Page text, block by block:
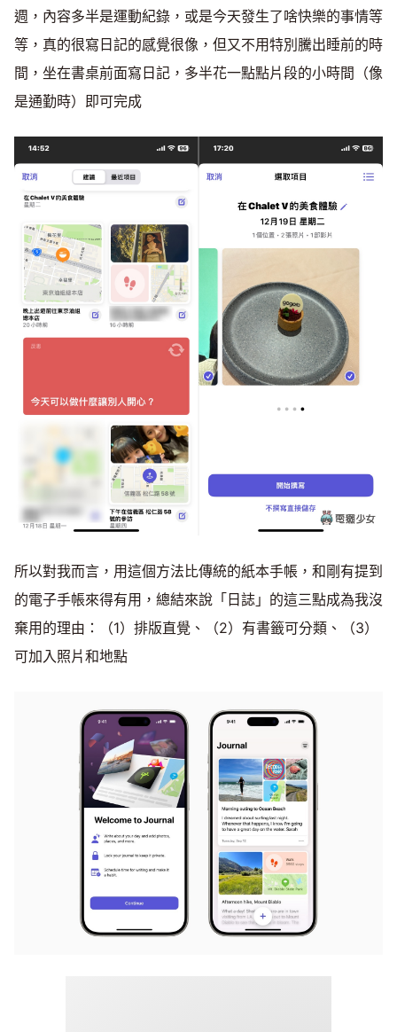
週，內容多半是運動紀錄，或是今天發生了啥快樂的事情等
等，真的很寫日記的感覺很像，但又不用特別騰出睡前的時
間，坐在書桌前面寫日記，多半花一點點片段的小時間（像
是通勤時）即可完成
所以對我而言，用這個方法比傳統的紙本手帳，和剛有提到
的電子手帳來得有用，總結來說「日誌」的這三點成為我沒
棄用的理由：（1）排版直覺、（2）有書籤可分類、（3）
可加入照片和地點